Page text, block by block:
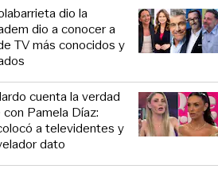
dio la
dio a conocer a
TV más conocidos y
cuenta la verdad
Pamela Díaz:
a televidentes y
dato